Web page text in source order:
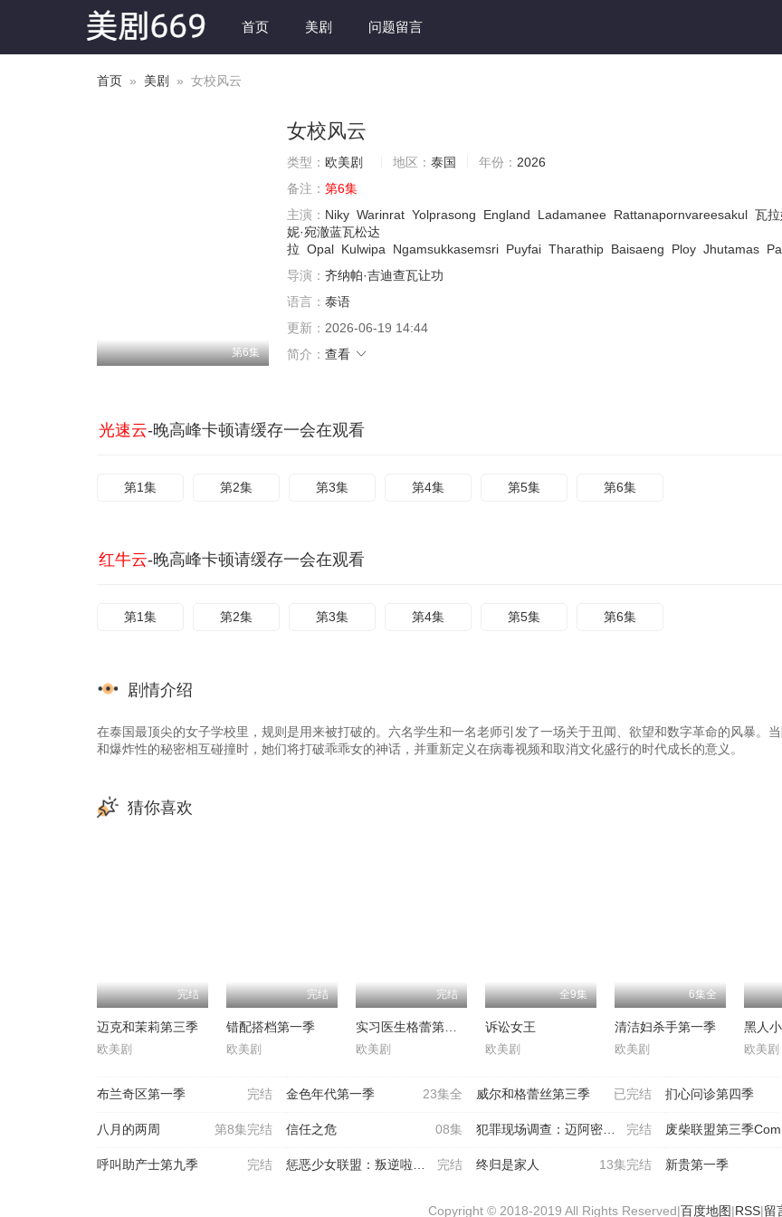
首页 美剧 问题留言
首页 » 美剧 » 女校风云
第6集
女校风云
类型： 欧美剧 地区： 泰国 年份： 2026
备注： 第6集
主演： Niky Warinrat Yolprasong England Ladamanee Rattanapornvareesakul 瓦拉
妮·宛澈蓝瓦松达
拉 Opal Kulwipa Ngamsukkasemsri Puyfai Tharathip Baisaeng Ploy Jhutamas
导演： 齐纳帕·吉迪查瓦让功
语言： 泰语
更新： 2026-06-19 14:44
简介： 查看
光速云-晚高峰卡顿请缓存一会在观看
第1集 第2集 第3集 第4集 第5集 第6集
红牛云-晚高峰卡顿请缓存一会在观看
第1集 第2集 第3集 第4集 第5集 第6集
剧情介绍
在泰国最顶尖的女子学校里，规则是用来被打破的。六名学生和一名老师引发了一场关于丑闻、欲望和数字革命的风暴。
和爆炸性的秘密相互碰撞时，她们将打破乖乖女的神话，并重新定义在病毒视频和取消文化盛行的时代成长的意义。
猜你喜欢
完结
迈克和茉莉第三季
欧美剧
完结
错配搭档第一季
欧美剧
完结
实习医生格蕾第十一季
欧美剧
全9集
诉讼女王
欧美剧
6集全
清洁妇杀手第一季
欧美剧 欧美剧
完结
布兰奇区第一季 23集全
金色年代第一季 已完结
威尔和格蕾丝第三季 扪心问诊第四季
第8集完结
八月的两周 08集
信任之危 完结
犯罪现场调查：迈阿密第四季 废柴联盟第三季
完结
呼叫助产士第九季 完结
惩恶少女联盟：叛逆啦啦队 13集完结
终归是家人 新贵第一季
Copyright © 2018-2019 All Rights Reserved|百度地图|RSS|留